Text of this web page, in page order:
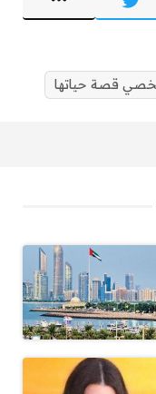
قصة حياتها